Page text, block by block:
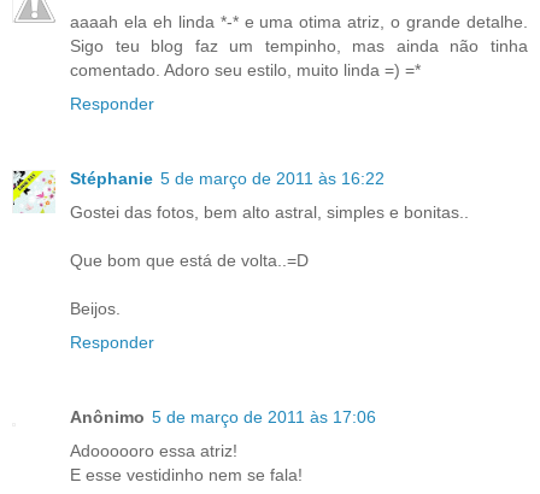
aaaah ela eh linda *-* e uma otima atriz, o grande detalhe.
Sigo teu blog faz um tempinho, mas ainda não tinha
comentado. Adoro seu estilo, muito linda =) =*
Responder
Stéphanie 5 de março de 2011 às 16:22
Gostei das fotos, bem alto astral, simples e bonitas..
Que bom que está de volta..=D
Beijos.
Responder
Anônimo 5 de março de 2011 às 17:06
Adoooooro essa atriz!
E esse vestidinho nem se fala!